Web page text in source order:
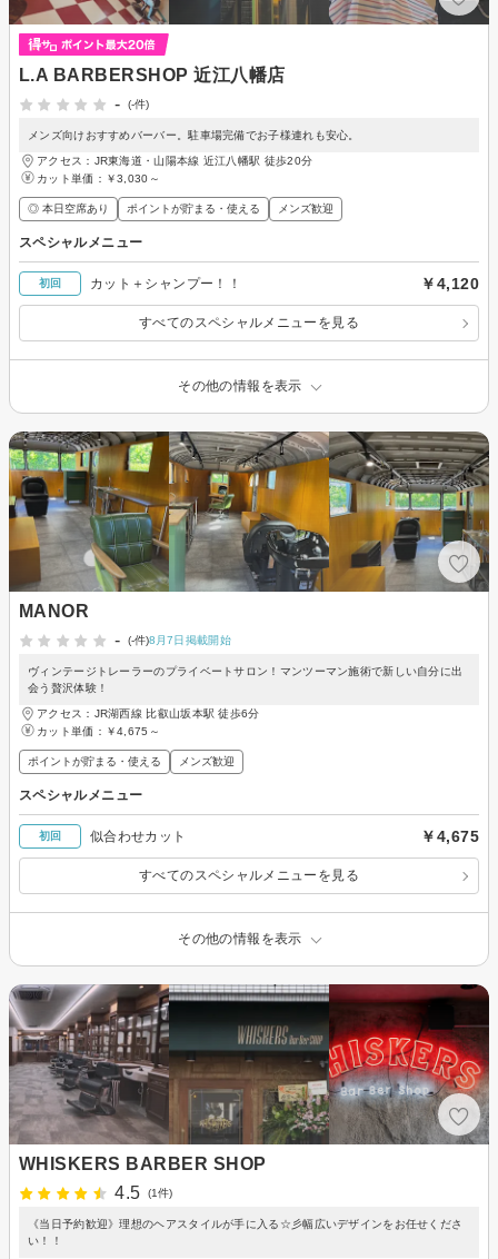
L.A BARBERSHOP 近江八幡店
-
(-件)
メンズ向けおすすめバーバー。駐車場完備でお子様連れも安心。
アクセス：JR東海道・山陽本線 近江八幡駅 徒歩20分
カット単価： ￥3,030～
◎ 本日空席あり ポイントが貯まる・使える メンズ歓迎
スペシャルメニュー
初回 カット＋シャンプー！！ ￥4,120
すべてのスペシャルメニューを見る
その他の情報を表示
MANOR
-
(-件)8月7日掲載開始
ヴィンテージトレーラーのプライベートサロン！マンツーマン施術で新しい自分に出
会う贅沢体験！
アクセス：JR湖西線 比叡山坂本駅 徒歩6分
カット単価： ￥4,675～
ポイントが貯まる・使える メンズ歓迎
スペシャルメニュー
初回 似合わせカット ￥4,675
すべてのスペシャルメニューを見る
その他の情報を表示
WHISKERS BARBER SHOP
4.5
(1件)
《当日予約歓迎》理想のヘアスタイルが手に入る☆彡幅広いデザインをお任せくださ
い！！